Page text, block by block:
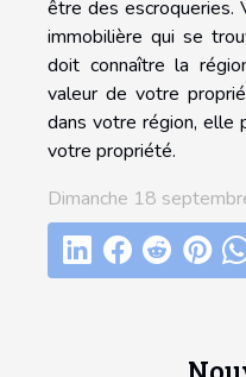
être des escroqueries.
immobilière qui se
doit connaître la
valeur de votre
dans votre région, elle
votre propriété.
Dimanche 18